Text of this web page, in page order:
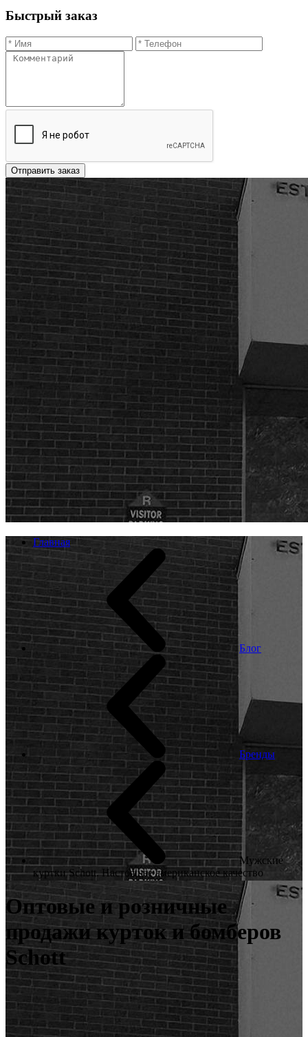
Быстрый заказ
Отправить заказ
Главная
Блог
Бренды
Мужские
куртки Schott. Настоящее американское качество
Оптовые и розничные
продажи курток и бомберов
Schott